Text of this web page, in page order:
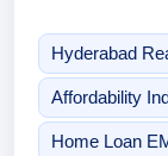
Hyderabad
Affordability
Home Loan